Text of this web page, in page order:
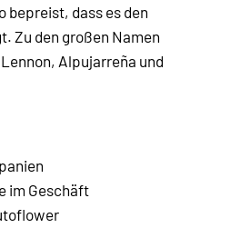
bepreist, dass es den
Zu den großen Namen
Lennon, Alpujarreña und
im Geschäft